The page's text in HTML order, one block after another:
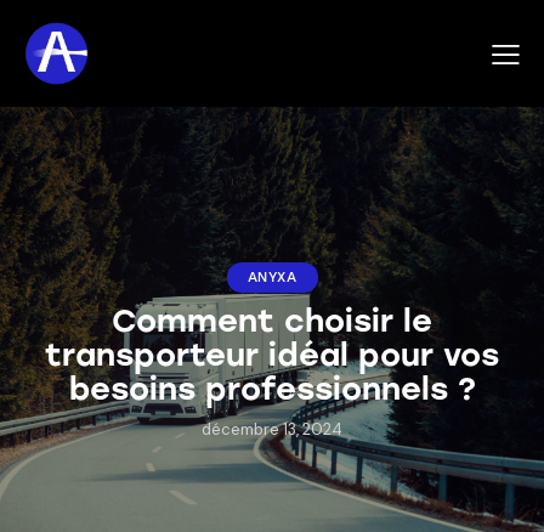
ANYXA
Comment choisir le
transporteur idéal pour vos
besoins professionnels ?
décembre 13, 2024